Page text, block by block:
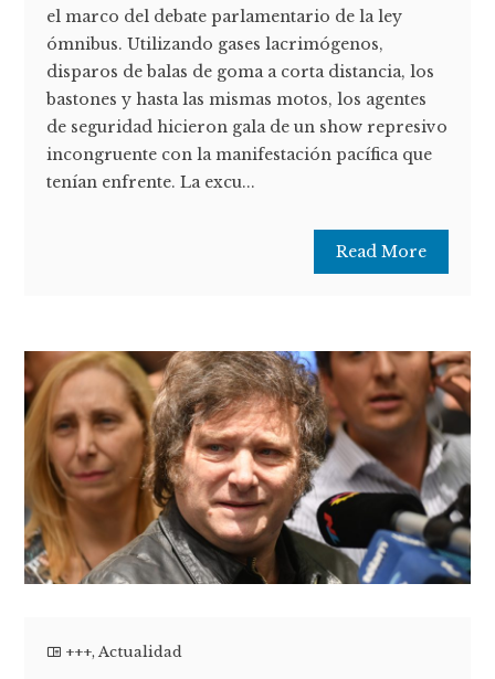
el marco del debate parlamentario de la ley
ómnibus. Utilizando gases lacrimógenos,
disparos de balas de goma a corta distancia, los
bastones y hasta las mismas motos, los agentes
de seguridad hicieron gala de un show represivo
incongruente con la manifestación pacífica que
tenían enfrente. La excu...
Read More
+++,Actualidad